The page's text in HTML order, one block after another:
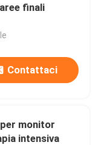
finali
Contattaci
monitor
intensiva